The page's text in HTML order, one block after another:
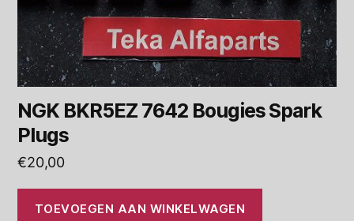
NGK BKR5EZ 7642 Bougies Spark
Plugs
€20,00
TOEVOEGEN AAN WINKELWAGEN